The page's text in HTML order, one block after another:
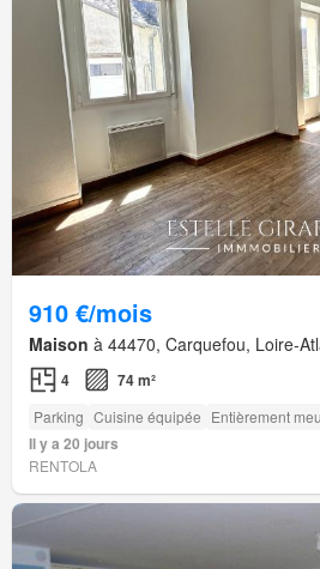
910 €/mois
Maison à 44470, Carquefou, Loire-
4 74 m²
Parking Cuisine équipée Entièrement
Il y a 20 jours
RENTOLA